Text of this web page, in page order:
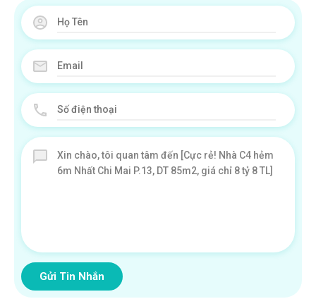
Gửi Tin Nhắn